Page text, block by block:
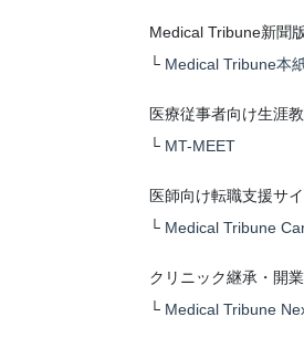
Medical Tribune新聞
└ Medical Tribune本
医療従事者向け生涯
└ MT-MEET
医師向け転職支援サイ
└ Medical Tribune
クリニック継承・開
└ Medical Tribune